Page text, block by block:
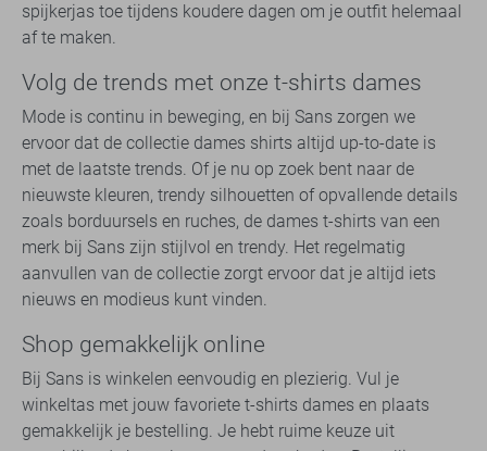
spijkerjas toe tijdens koudere dagen om je outfit helemaal
af te maken.
Volg de trends met onze t-shirts dames
Mode is continu in beweging, en bij Sans zorgen we
ervoor dat de collectie dames shirts altijd up-to-date is
met de laatste trends. Of je nu op zoek bent naar de
nieuwste kleuren, trendy silhouetten of opvallende details
zoals borduursels en ruches, de dames t-shirts van een
merk bij Sans zijn stijlvol en trendy. Het regelmatig
aanvullen van de collectie zorgt ervoor dat je altijd iets
nieuws en modieus kunt vinden.
Shop gemakkelijk online
Bij Sans is winkelen eenvoudig en plezierig. Vul je
winkeltas met jouw favoriete t-shirts dames en plaats
gemakkelijk je bestelling. Je hebt ruime keuze uit